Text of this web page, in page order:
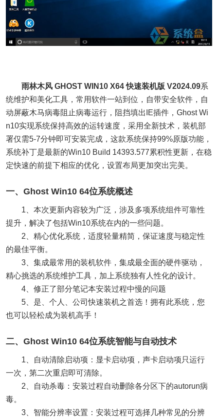
雨林木风 GHOST WIN10 X64 快速装机版 V2024.09系
统维护和美化工具，常用软件一站到位，自带安全软件，自
动屏蔽木马病毒阻止病毒运行，阻挡填出IE插件，Ghost Wi
n10实现系统保持高效的运转速度，采用全新技术，装机部
署仅需5-7分钟即可安装完成，这款系统保持99%原版功能，
系统补丁是最新的Win10 Build 14393.577累积性更新，在稳
定快速的前提下相应的优化，设置布局更加突出完美。
一、Ghost Win10 64位系统概述
1、本次更新内容较为广泛，涉及多项系统组件可靠性
提升，解决了包括Win10系统在内的一些问题。
2、精心优化系统，适度轻量精简，保证速度与稳定性
的最佳平衡。
3、集成最常用的装机软件，集成最全面的硬件驱动，
精心挑选的系统维护工具，加上系统独有人性化的设计。
4、修正了部分笔记本安装过程中慢的问题
5、是、个人、公司快速装机之首选！拥有此系统，您
也可以轻松成为装机高手！
二、Ghost Win10 64位系统智能与自动技术
1、自动清除启动项：显卡启动项，声卡启动项只运行
一次，第二次重启即可清除。
2、自动杀毒：安装过程自动删除各分区下的autorun病
毒。
3、智能分辨率设置：安装过程可选择几种常见的分辨